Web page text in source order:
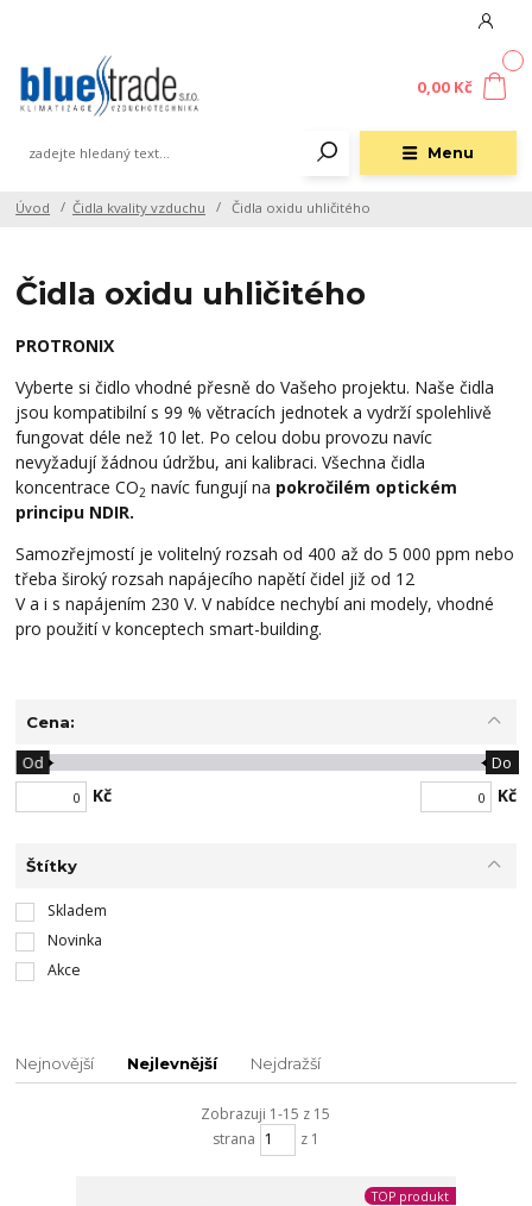
Menu
0,00 Kč
Úvod Čidla kvality vzduchu Čidla oxidu uhličitého
Čidla oxidu uhličitého
PROTRONIX
Vyberte si čidlo vhodné přesně do Vašeho projektu. Naše čidla
jsou kompatibilní s 99 % větracích jednotek a vydrží spolehlivě
fungovat déle než 10 let. Po celou dobu provozu navíc
nevyžadují žádnou údržbu, ani kalibraci. Všechna čidla
koncentrace CO2 navíc fungují na pokročilém optickém
principu NDIR.
Samozřejmostí je volitelný rozsah od 400 až do 5 000ppm nebo
třeba široký rozsah napájecího napětí čidel již od 12
V a i s napájením 230 V. V nabídce nechybí ani modely, vhodné
pro použití v konceptech smart-building.
Cena:
Kč
Od Do
Kč
Štítky
Skladem
Novinka
Akce
Nejnovější Nejlevnější Nejdražší
Zobrazuji 1-15 z 15
strana
z 1
TOP produkt